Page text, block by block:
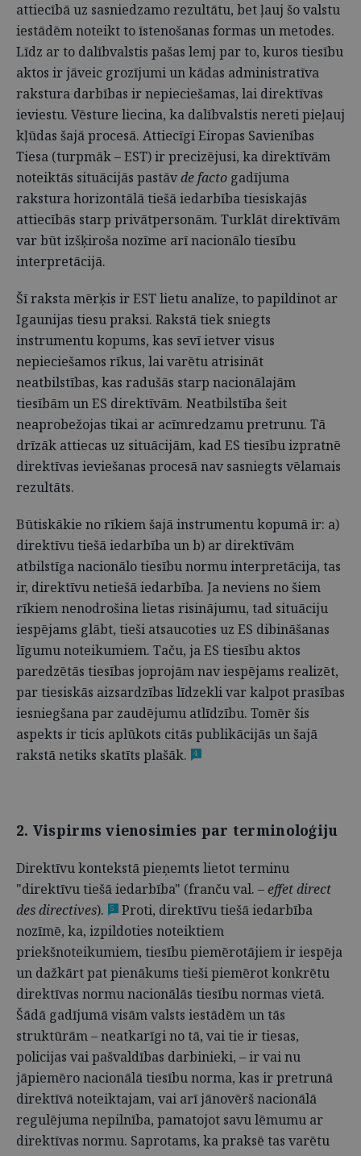
attiecībā uz sasniedzamo rezultātu, bet ļauj šo valstu
iestādēm noteikt to īstenošanas formas un metodes.
Līdz ar to dalībvalstis pašas lemj par to, kuros tiesību
aktos ir jāveic grozījumi un kādas administratīva
rakstura darbības ir nepieciešamas, lai direktīvas
ieviestu. Vēsture liecina, ka dalībvalstis nereti pieļauj
kļūdas šajā procesā. Attiecīgi Eiropas Savienības
Tiesa (turpmāk – EST) ir precizējusi, ka direktīvām
noteiktās situācijās pastāvde facto gadījuma
rakstura horizontālā tiešā iedarbība tiesiskajās
attiecībās starp privātpersonām. Turklāt direktīvām
var būt izšķiroša nozīme arī nacionālo tiesību
interpretācijā.
Šī raksta mērķis ir EST lietu analīze, to papildinot ar
Igaunijas tiesu praksi. Rakstā tiek sniegts
instrumentu kopums, kas sevī ietver visus
nepieciešamos rīkus, lai varētu atrisināt
neatbilstības, kas radušās starp nacionālajām
tiesībām un ES direktīvām. Neatbilstība šeit
neaprobežojas tikai ar acīmredzamu pretrunu. Tā
drīzāk attiecas uz situācijām, kad ES tiesību izpratnē
direktīvas ieviešanas procesā nav sasniegts vēlamais
rezultāts.
Būtiskākie no rīkiem šajā instrumentu kopumā ir: a)
direktīvu tiešā iedarbība un b) ar direktīvām
atbilstīga nacionālo tiesību normu interpretācija, tas
ir, direktīvu netiešā iedarbība. Ja neviens no šiem
rīkiem nenodrošina lietas risinājumu, tad situāciju
iespējams glābt, tieši atsaucoties uz ES dibināšanas
līgumu noteikumiem. Taču, ja ES tiesību aktos
paredzētās tiesības joprojām nav iespējams realizēt,
par tiesiskās aizsardzības līdzekli var kalpot prasības
iesniegšana par zaudējumu atlīdzību. Tomēr šis
aspekts ir ticis aplūkots citās publikācijās un šajā
rakstā netiks skatīts plašāk.
4
2. Vispirms vienosimies par terminoloģiju
Direktīvu kontekstā pieņemts lietot terminu
"direktīvu tiešā iedarbība" (franču val. –effet direct
des directives). 5
Proti, direktīvu tiešā iedarbība
nozīmē, ka, izpildoties noteiktiem
priekšnoteikumiem, tiesību piemērotājiem ir iespēja
un dažkārt pat pienākums tieši piemērot konkrētu
direktīvas normu nacionālās tiesību normas vietā.
Šādā gadījumā visām valsts iestādēm un tās
struktūrām – neatkarīgi no tā, vai tie ir tiesas,
policijas vai pašvaldības darbinieki, – ir vai nu
jāpiemēro nacionālā tiesību norma, kas ir pretrunā
direktīvā noteiktajam, vai arī jānovērš nacionālā
regulējuma nepilnība, pamatojot savu lēmumu ar
direktīvas normu. Saprotams, ka praksē tas varētu